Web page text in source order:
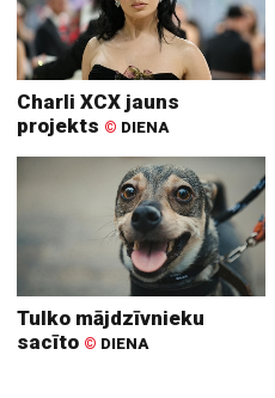
Charli XCX jauns
projekts © DIENA
Tulko mājdzīvnieku
sacīto © DIENA